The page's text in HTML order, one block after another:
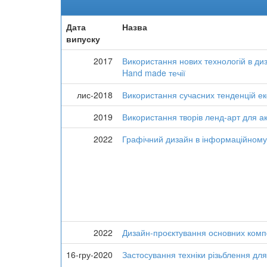
Дата
випуску
Назва
2017
Використання нових технологій в
Hand made течії
лис-2018 Використання сучасних тенденцій
2019
Використання творів ленд-арт для
2022
Графічний дизайн в
2022
Дизайн-проєктування основних
16-гру-2020
Застосування техніки різьблення